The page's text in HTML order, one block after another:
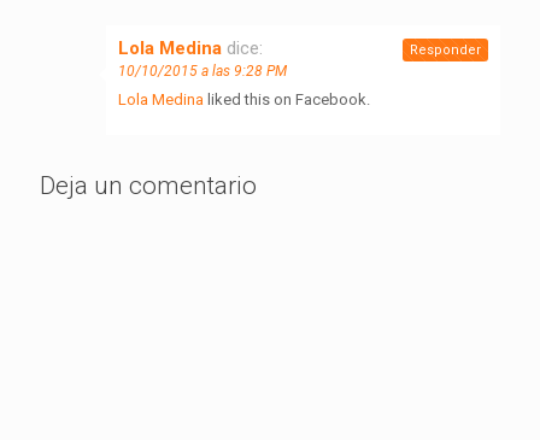
Lola Medina dice:
10/10/2015 a las 9:28 PM
Lola Medina liked this on Facebook.
Responder
Deja un comentario